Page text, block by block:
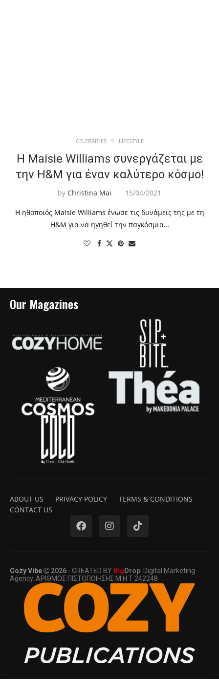
CELEBRITIES LIFESTYLE
Η Maisie Williams συνεργάζεται με
την H&M για έναν καλύτερο κόσμο!
by Christina Mai 15/04/2021
Η ηθοποιός Maisie Williams ένωσε τις δυνάμεις της με τη
H&M για να ηγηθεί την παγκόσμια…
Our Magazines
ABOUT US PRIVACY POLICY
TERMS & CONDITIONS
CONTACT US
Cozy Vibe 2026 - CREATED BY Big Drop . Digital Marketing
Agency. ΑΡΙΘΜΟΣ ΠΙΣΤΟΠΟΙΗΣΗΣ Μ.Η.Τ 242248